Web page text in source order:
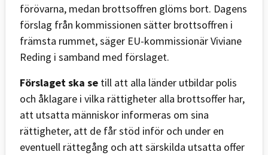
förövarna, medan brottsoffren glöms bort. Dagens
förslag från kommissionen sätter brottsoffren i
främsta rummet, säger EU-kommissionär Viviane
Reding i samband med förslaget.
Förslaget ska se till att alla länder utbildar polis
och åklagare i vilka rättigheter alla brottsoffer har,
att utsatta människor informeras om sina
rättigheter, att de får stöd inför och under en
eventuell rättegång och att särskilda utsatta offer